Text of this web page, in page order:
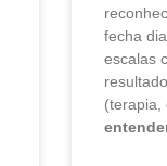
fecha
escalas
(terapia,